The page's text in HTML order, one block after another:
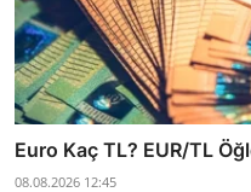
Euro Kaç TL? EUR/TL
08.08.2026 12:45